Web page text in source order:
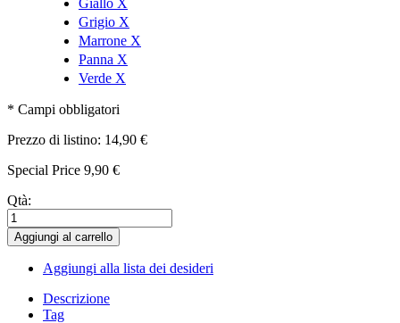
Grigio X
Marrone X
Panna X
Verde X
* Campi obbligatori
Prezzo di listino: 14,90 €
Special Price 9,90 €
Qtà:
Aggiungi al carrello
Aggiungi alla lista dei desideri
Descrizione
Tag